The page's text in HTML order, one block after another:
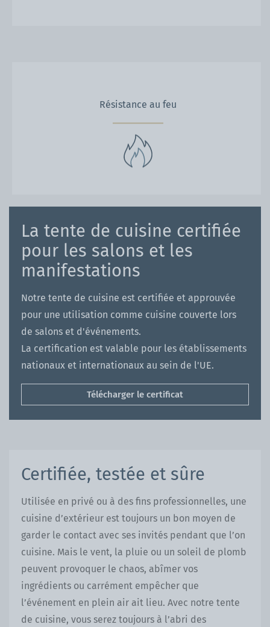
Résistance au feu
La tente de cuisine certifiée
pour les salons et les
manifestations
Notre tente de cuisine est certifiée et approuvée
pour une utilisation comme cuisine couverte lors
de salons et d'événements.
La certification est valable pour les établissements
nationaux et internationaux au sein de l'UE.
Télécharger le certificat
Certifiée, testée et sûre
Utilisée en privé ou à des fins professionnelles, une
cuisine d’extérieur est toujours un bon moyen de
garder le contact avec ses invités pendant que l’on
cuisine. Mais le vent, la pluie ou un soleil de plomb
peuvent provoquer le chaos, abîmer vos
ingrédients ou carrément empêcher que
l’événement en plein air ait lieu. Avec notre tente
de cuisine, vous serez toujours à l’abri des